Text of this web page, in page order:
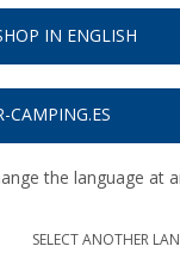
IN ENGLISH
CAMPING.ES
the language at
SELECT ANOTHER